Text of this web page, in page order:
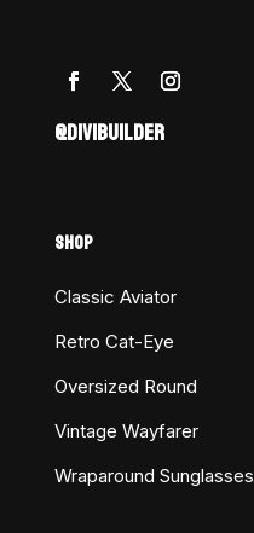
@DIVIBUILDER
SHOP
Classic Aviator
Retro Cat-Eye
Oversized Round
Vintage Wayfarer
Wraparound Sunglasses